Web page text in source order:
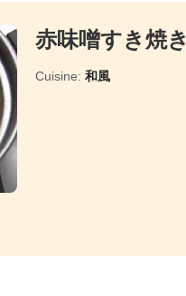
赤味噌すき焼き
Cuisine: 和風